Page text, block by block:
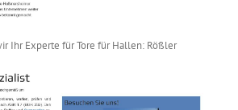
Ihr Experte für Tore für Hallen: Rößler